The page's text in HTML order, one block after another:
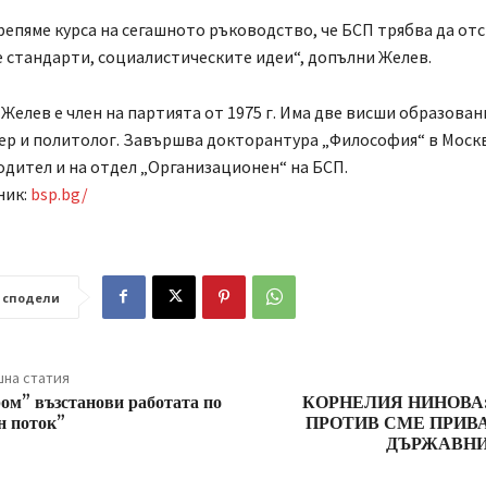
курса на сегашното ръководство, че БСП трябва да
стандарти, социалистическите идеи“, допълни Желев.
е член на партията от 1975 г. Има две висши
и политолог. Завършва докторантура „Философия“ в
и на отдел „Организационен“ на БСП.
bsp.bg/
сподели
статия
възстанови работата по
КОРНЕЛИЯ
ПРОТИВ СМЕ